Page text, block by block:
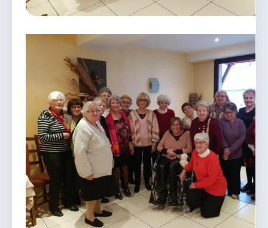
vous.
mairie@douvres.fr
140 Place de la Babillière, 01500 Douvres
Contacter la mairie
Le guichet des associations
publier une annonce